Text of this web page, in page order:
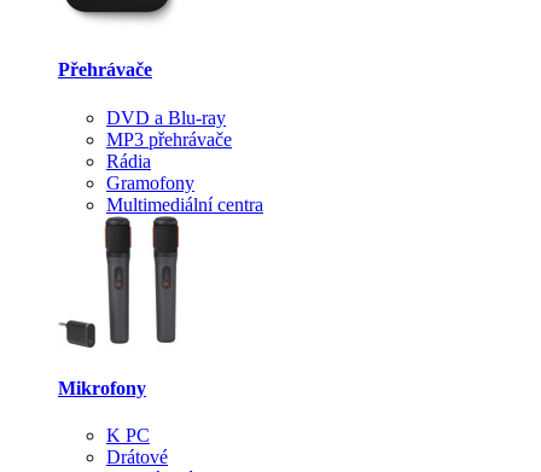
Přehrávače
DVD a Blu-ray
MP3 přehrávače
Rádia
Gramofony
Multimediální centra
Mikrofony
K PC
Drátové